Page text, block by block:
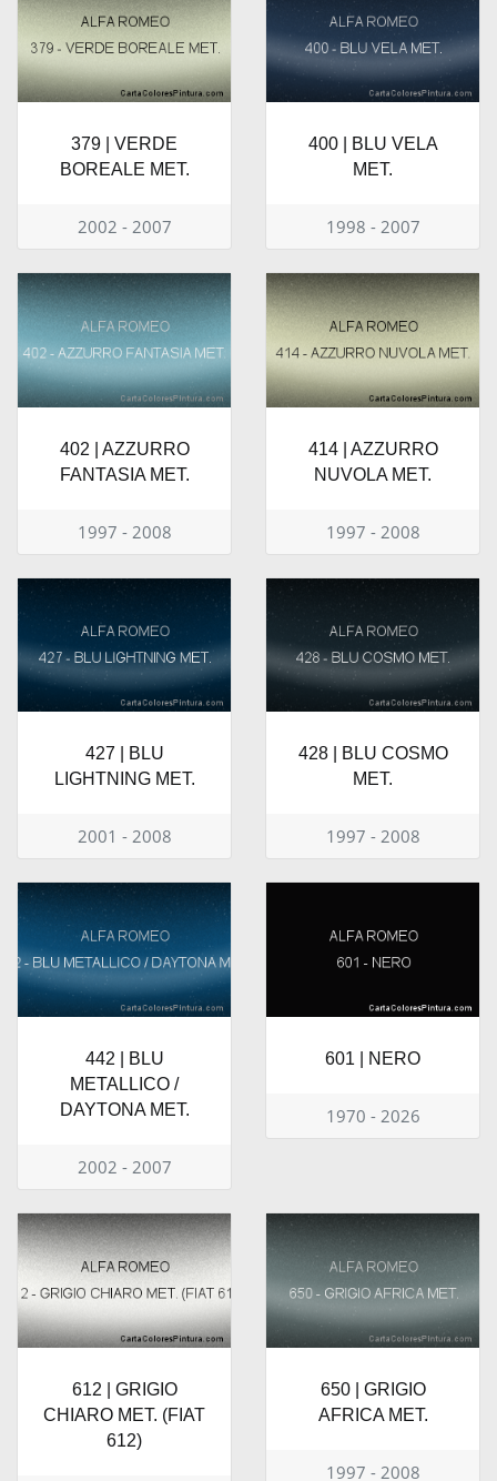
379 | VERDE
BOREALE MET.
2002 - 2007
400 | BLU VELA
MET.
1998 - 2007
402 | AZZURRO
FANTASIA MET.
1997 - 2008
414 | AZZURRO
NUVOLA MET.
1997 - 2008
427 | BLU
LIGHTNING MET.
2001 - 2008
428 | BLU COSMO
MET.
1997 - 2008
442 | BLU
METALLICO /
DAYTONA MET.
2002 - 2007
601 | NERO
1970 - 2026
612 | GRIGIO
CHIARO MET. (FIAT
612)
650 | GRIGIO
AFRICA MET.
1997 - 2008